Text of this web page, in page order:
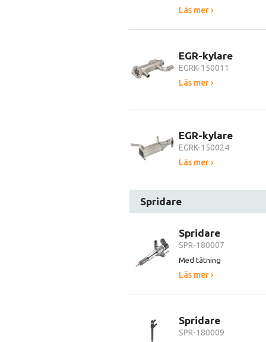
Läs mer ›
EGR-kylare
EGRK-150011
Läs mer ›
EGR-kylare
EGRK-150024
Läs mer ›
Spridare
Spridare
SPR-180007
Med tätning
Läs mer ›
Spridare
SPR-180009